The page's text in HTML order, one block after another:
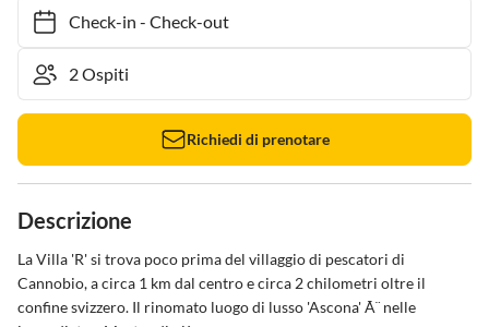
Check-in- Check-out
Richiedi di prenotare
Descrizione
La Villa 'R' si trova poco prima del villaggio di pescatori di
Cannobio, a circa 1 km dal centro e circa 2 chilometri oltre il
confine svizzero. Il rinomato luogo di lusso 'Ascona' Ã¨ nelle